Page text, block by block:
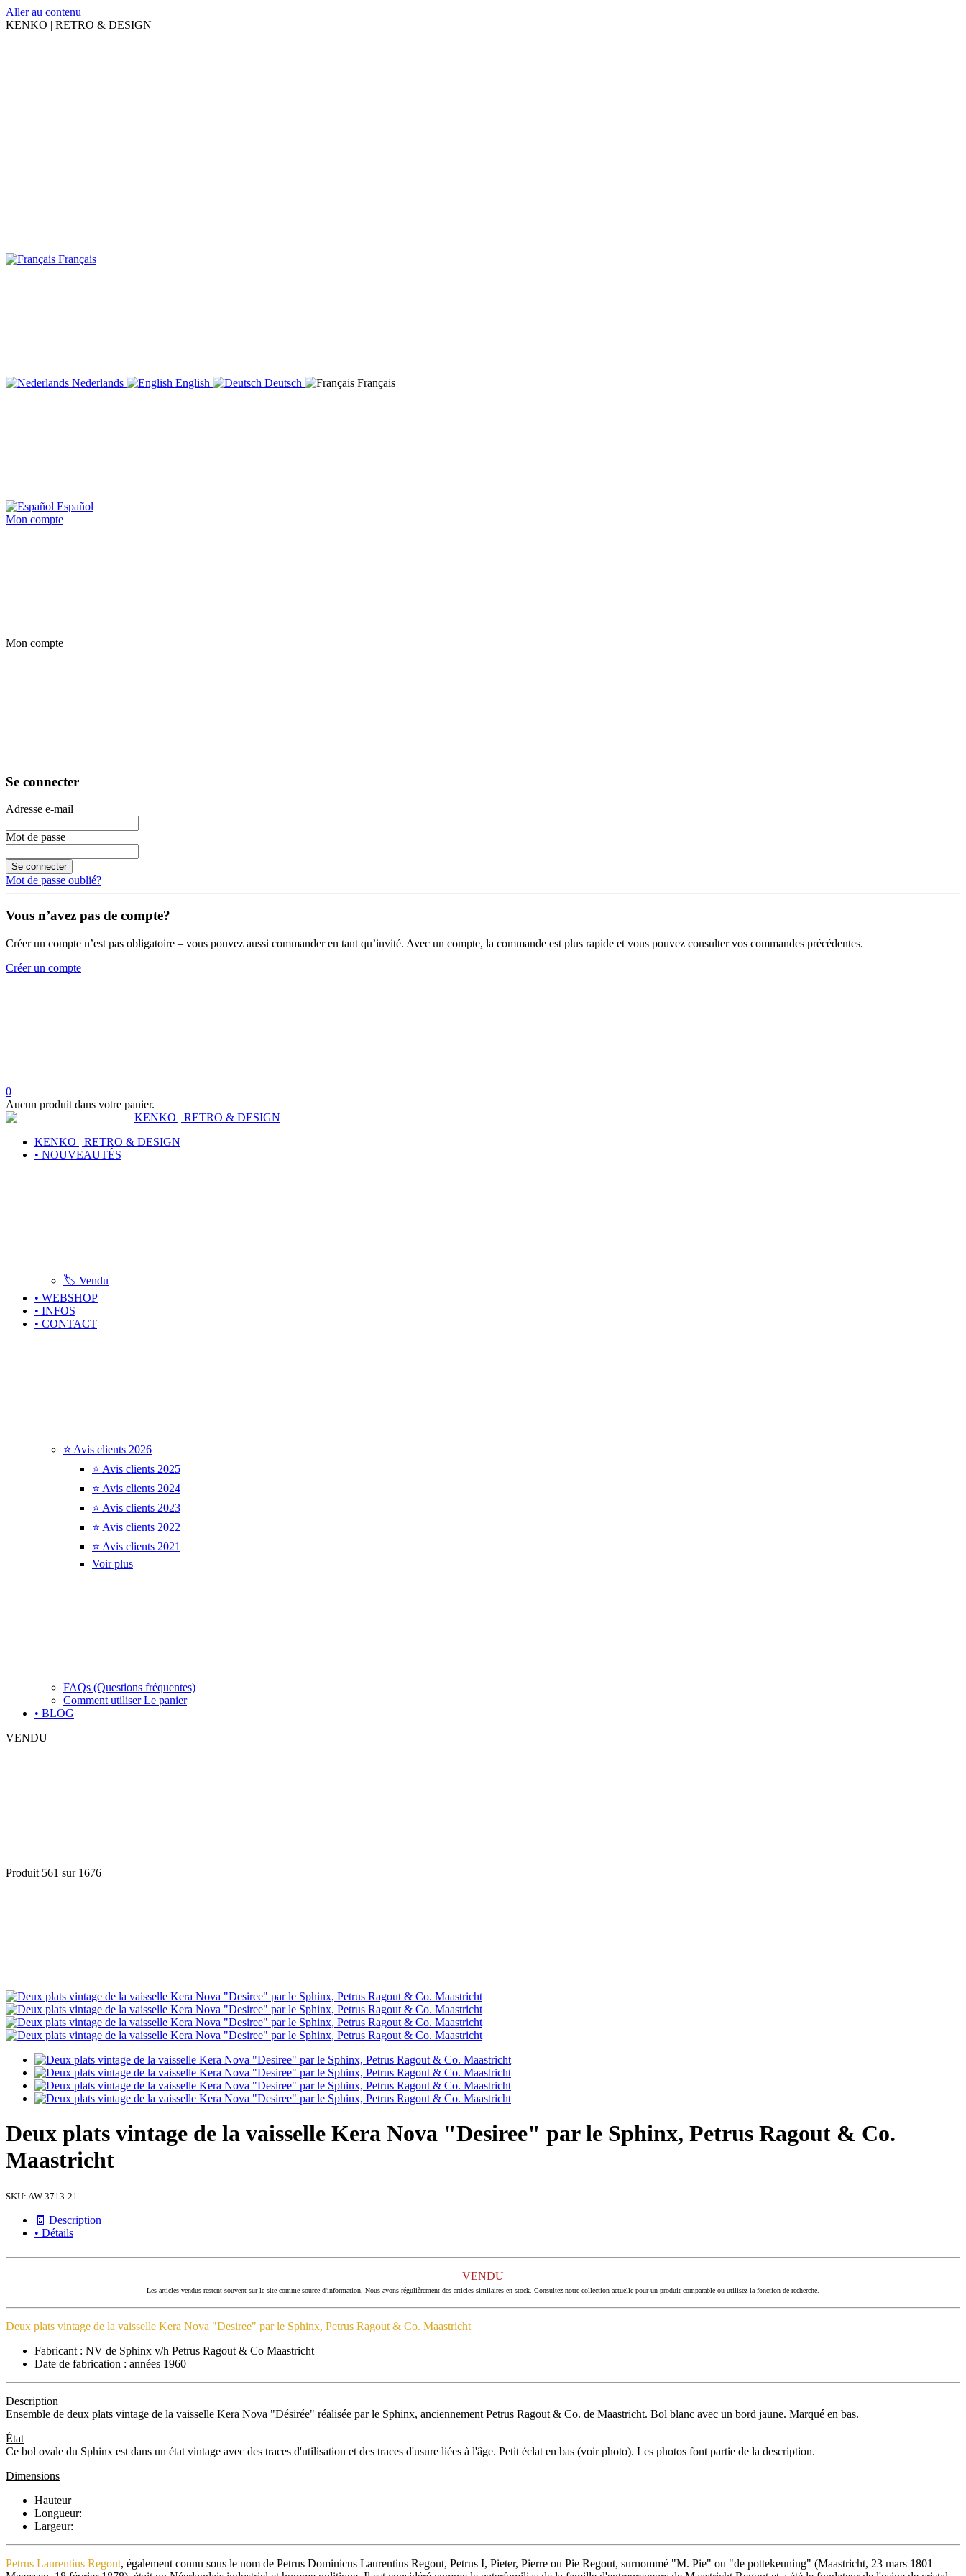
Aller au contenu
KENKO | RETRO & DESIGN
Français
Nederlands English Deutsch Français
Español
Mon compte
Mon compte
Se connecter
Adresse e-mail
Mot de passe
Se connecter
Mot de passe oublié?
Vous n’avez pas de compte?
Créer un compte n’est pas obligatoire – vous pouvez aussi commander en tant qu’invité. Avec un compte, la commande est plus rapide et vous pouvez consulter vos commandes précédentes.
Créer un compte
0
Aucun produit dans votre panier.
KENKO | RETRO & DESIGN
• NOUVEAUTÉS
🏷️ Vendu
• WEBSHOP
• INFOS
• CONTACT
⭐ Avis clients 2026
⭐ Avis clients 2025
⭐ Avis clients 2024
⭐ Avis clients 2023
⭐ Avis clients 2022
⭐ Avis clients 2021
Voir plus
FAQs (Questions fréquentes)
Comment utiliser Le panier
• BLOG
VENDU
Produit 561 sur 1676
Deux plats vintage de la vaisselle Kera Nova "Desiree" par le Sphinx, Petrus Ragout & Co.
Maastricht
SKU: AW-3713-21
🧾 Description
• Détails
VENDU
Les articles vendus restent souvent sur le site comme source d'information. Nous avons régulièrement des articles similaires en stock. Consultez notre collection actuelle pour un produit comparable ou utilisez la fonction de recherche.
Deux plats vintage de la vaisselle Kera Nova "Desiree" par le Sphinx, Petrus Ragout & Co. Maastricht
Fabricant : NV de Sphinx v/h Petrus Ragout & Co Maastricht
Date de fabrication : années 1960
Description
Ensemble de deux plats vintage de la vaisselle Kera Nova "Désirée" réalisée par le Sphinx, anciennement Petrus Ragout & Co. de Maastricht. Bol blanc avec un bord jaune. Marqué en bas.
État
Ce bol ovale du Sphinx est dans un état vintage avec des traces d'utilisation et des traces d'usure liées à l'âge. Petit éclat en bas (voir photo). Les photos font partie de la description.
Dimensions
Hauteur
Longueur:
Largeur:
Petrus Laurentius Regout, également connu sous le nom de Petrus Dominicus Laurentius Regout, Petrus I, Pieter, Pierre ou Pie Regout, surnommé "M. Pie" ou "de pottekeuning" (Maastricht, 23 mars 1801 –